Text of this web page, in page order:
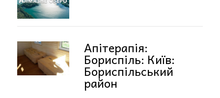
Апітерапія:
Бориспіль: Київ:
Бориспільський
район